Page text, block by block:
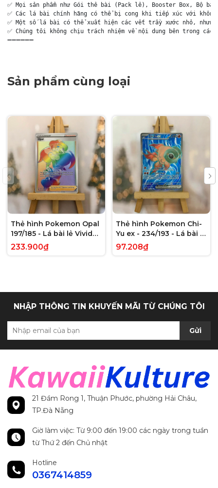
✅ Mọi sản phẩm như Gói thẻ bài (Pack lẻ), Booster Box, Bộ
✅ Các lá bài chính hãng có thể bị cong khi tiếp xúc với
✅ Một số lá bài có thể xuất hiện các vết trầy xước nhỏ,
✅ Chúng tôi không chịu trách nhiệm về nội dung bên trong
➖➖➖➖➖➖
Sản phẩm cùng loại
Thẻ hình Pokemon Opal
197/185 - Lá bài lẻ Vivid
Voltage Hyper Rare tiếng
Anh chính hãng
233.900₫
Thẻ hình Pokemon Chi-
Yu ex - 234/193 - Lá bài lẻ
Paldea Evolved Full Art
Secret Rare tiếng Anh
97.208₫
NHẬP THÔNG TIN KHUYẾN MÃI TỪ CHÚNG TÔI
Gửi
21 Đầm Rong 1, Thuận Phước, phường Hải Châu,
TP.Đà Nẵng
Giờ làm việc: Từ 9:00 đến 19:00 các ngày trong tuần
từ Thứ 2 đến Chủ nhật
Hotline
0367414859